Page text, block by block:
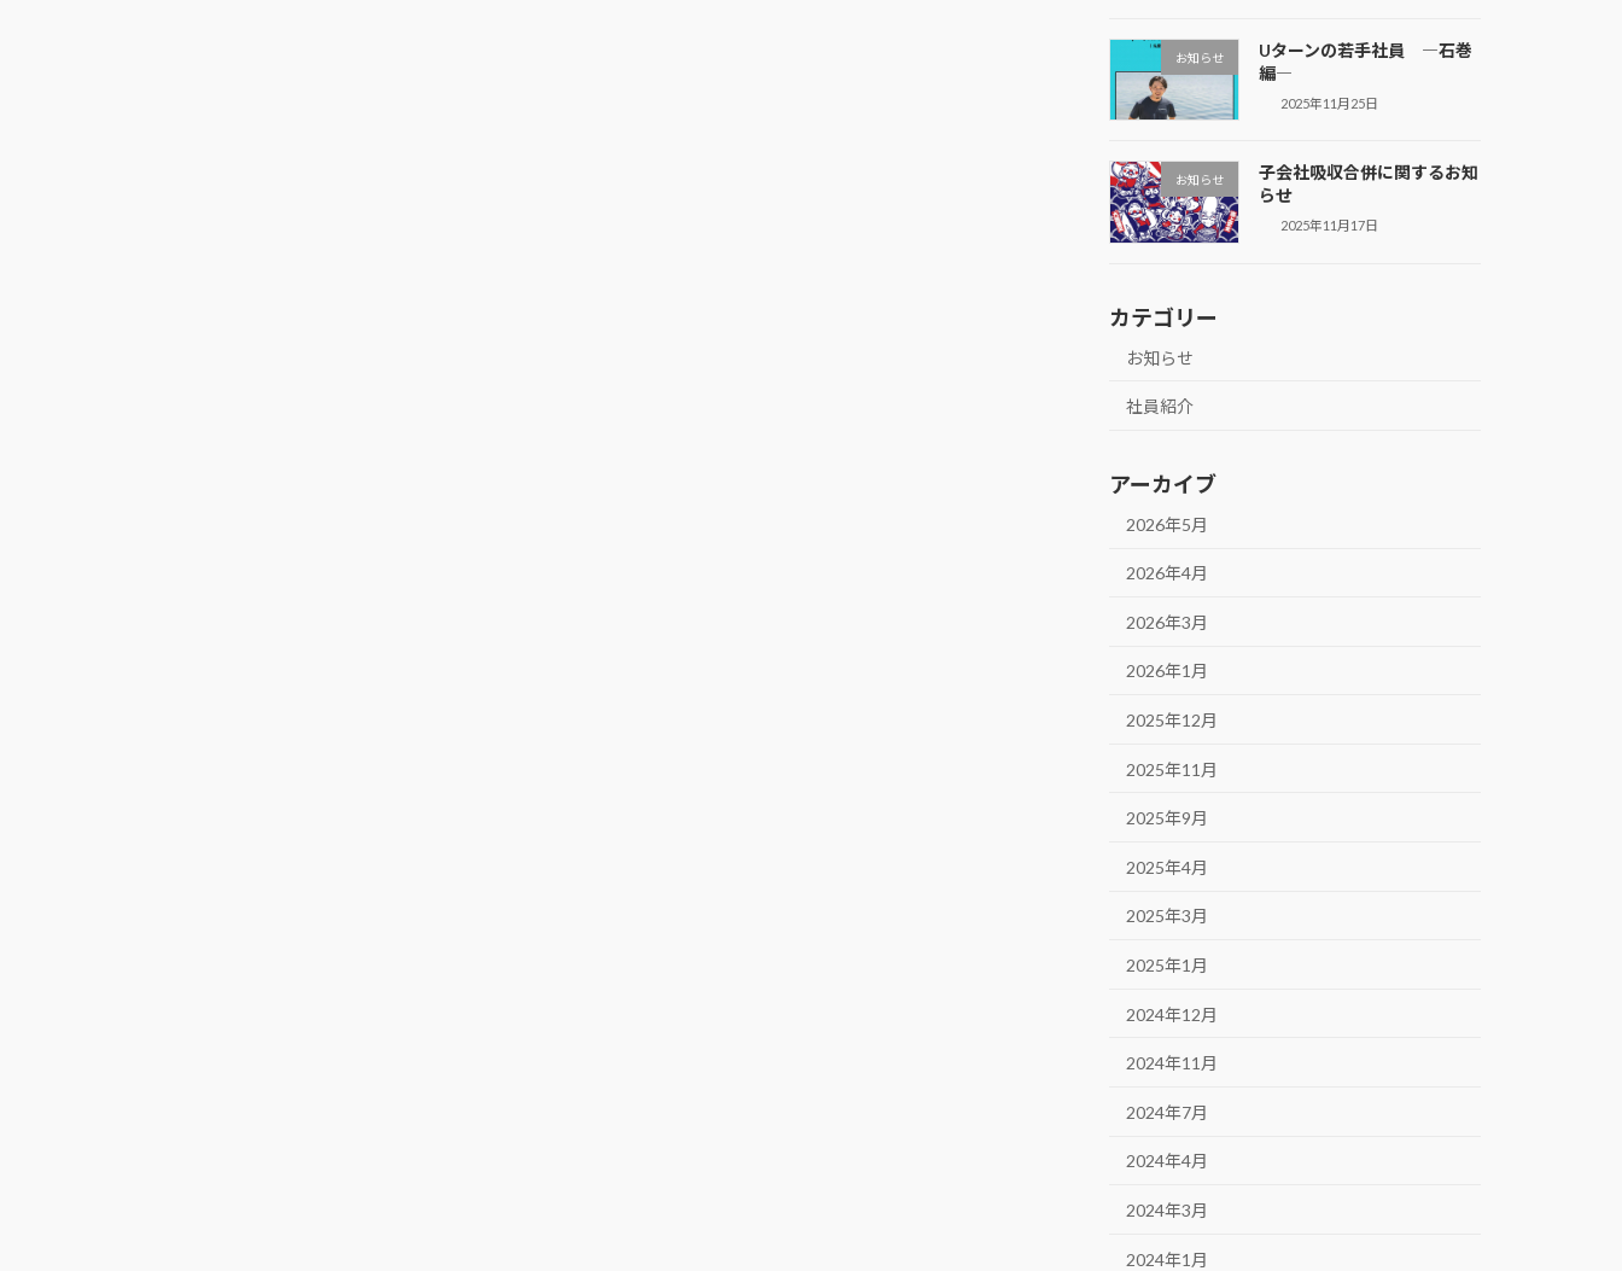
お知らせ
Uターンの若手社員 ―石巻
編―
2025年11月25日
お知らせ
子会社吸収合併に関するお知
らせ
2025年11月17日
カテゴリー
お知らせ
社員紹介
アーカイブ
2026年5月
2026年4月
2026年3月
2026年1月
2025年12月
2025年11月
2025年9月
2025年4月
2025年3月
2025年1月
2024年12月
2024年11月
2024年7月
2024年4月
2024年3月
2024年1月